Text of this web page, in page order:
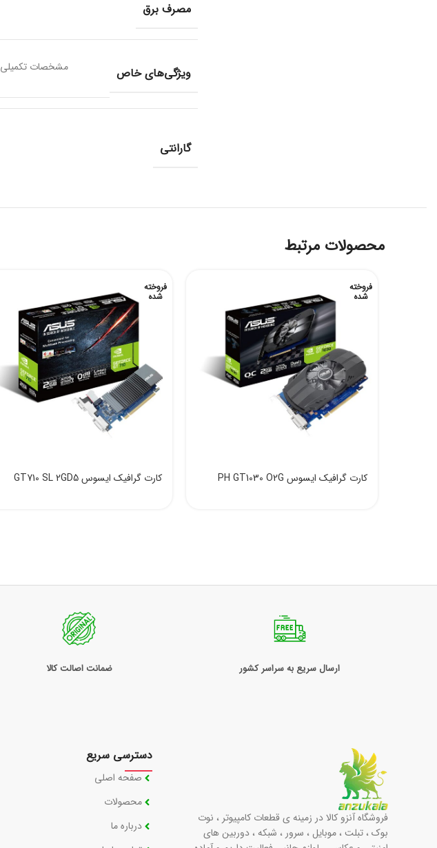
مصرف برق
ویژگی‌های خاص
گارانتی
محصولات مرتبط
فروخته
شده
کارت گرافیک ایسوس PH GT1030 O2G
فروخته
شده
کارت گرافیک ایسوس GT710 SL 2GD5
ارسال سریع به سراسر کشور ضمانت اصالت کالا
فروشگاه آنزو کالا در زمینه ی قطعات کامپیوتر ، نوت
بوک ، تبلت ، موبایل ، سرور ، شبکه ، دوربین های
دسترسی سریع
صفحه اصلی
محصولات
درباره ما